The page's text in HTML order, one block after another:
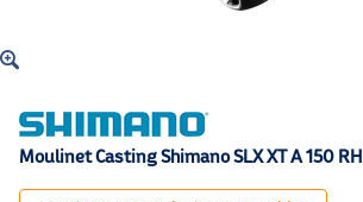
Moulinet Casting Shimano SLX XT A 150 RH